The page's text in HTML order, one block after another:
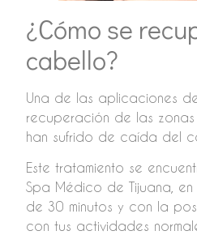
¿Cómo se
cabello?
Una de las aplicaciones
recuperación de las
han sufrido de caída del
Este tratamiento se
Spa Médico de Tijuana, en
de 30 minutos y con la
con tus actividades